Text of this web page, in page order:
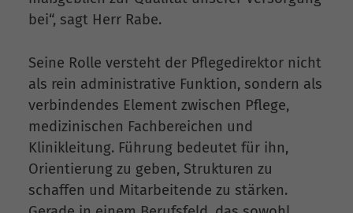
bei“, sagt Herr Rabe.
Seine Rolle versteht der Pflegedirektor nicht
als rein administrative Funktion, sondern als
verbindendes Element zwischen Pflege,
medizinischen Fachbereichen und
Klinikleitung. Führung bedeutet für ihn,
Orientierung zu geben, Strukturen zu
schaffen und Mitarbeitende zu stärken.